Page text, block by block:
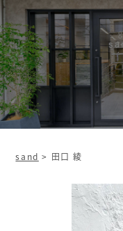
sand > 田口 綾